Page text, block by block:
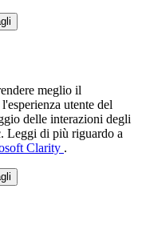
meglio il
utente del
delle interazioni degli
Leggi di più riguardo a
Clarity .